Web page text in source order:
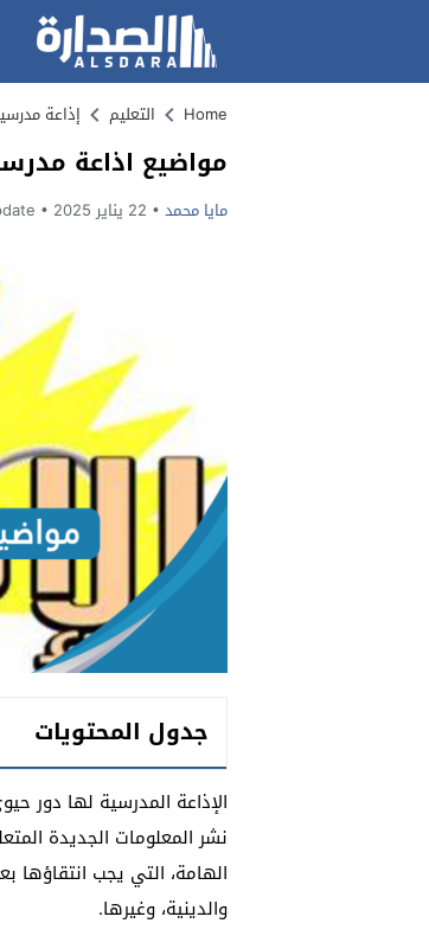
Home التعليم إذاعة
مواضيع اذاعة
مايا محمد 22 يناير 2025 :
جدول المحتويات
الإذاعة المدرسية لها دور
نشر المعلومات الجديدة
الهامة، التي يجب انتقاؤها
والدينية، وغيرها.